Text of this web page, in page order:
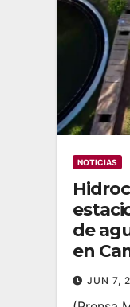
NOTICIAS
de
en
JUN 7,